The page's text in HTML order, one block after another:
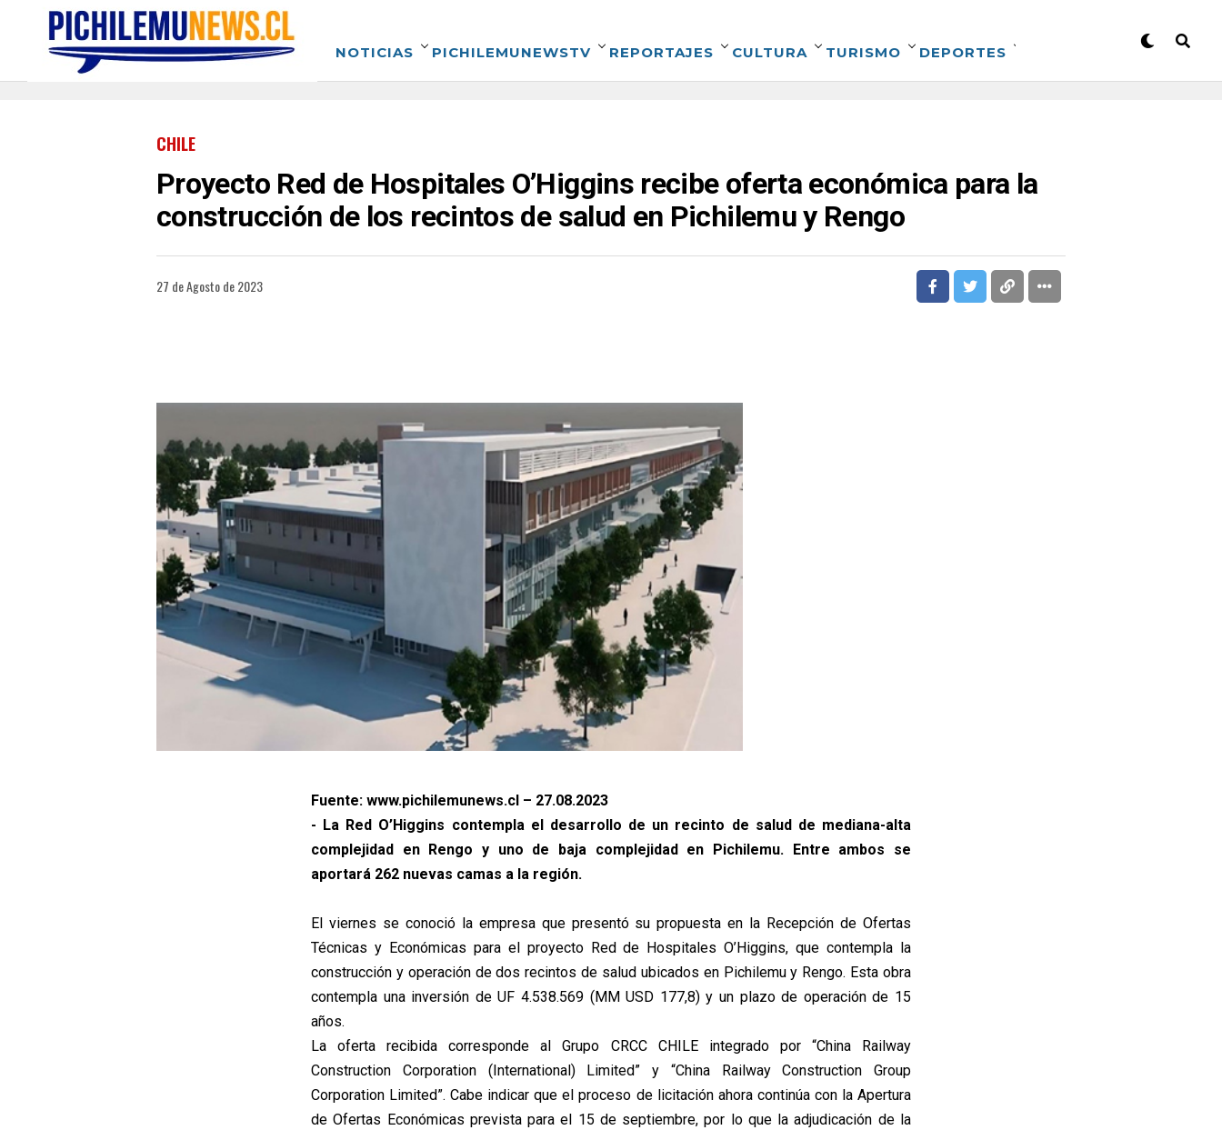
NOTICIAS PICHILEMUNEWSTV REPORTAJES CULTURA TURISMO DEPORTES
CHILE
Proyecto Red de Hospitales O’Higgins recibe oferta económica para la
construcción de los recintos de salud en Pichilemu y Rengo
27 de Agosto de 2023
Fuente: www.pichilemunews.cl – 27.08.2023
- La Red O’Higgins contempla el desarrollo de un recinto de salud de mediana-alta
complejidad en Rengo y uno de baja complejidad en Pichilemu. Entre ambos se
aportará 262 nuevas camas a la región.
El viernes se conoció la empresa que presentó su propuesta en la Recepción de Ofertas
Técnicas y Económicas para el proyecto Red de Hospitales O’Higgins, que contempla la
construcción y operación de dos recintos de salud ubicados en Pichilemu y Rengo. Esta obra
contempla una inversión de UF 4.538.569 (MM USD 177,8) y un plazo de operación de 15
años.
La oferta recibida corresponde al Grupo CRCC CHILE integrado por “China Railway
Construction Corporation (International) Limited” y “China Railway Construction Group
Corporation Limited”. Cabe indicar que el proceso de licitación ahora continúa con la Apertura
de Ofertas Económicas prevista para el 15 de septiembre, por lo que la adjudicación de la